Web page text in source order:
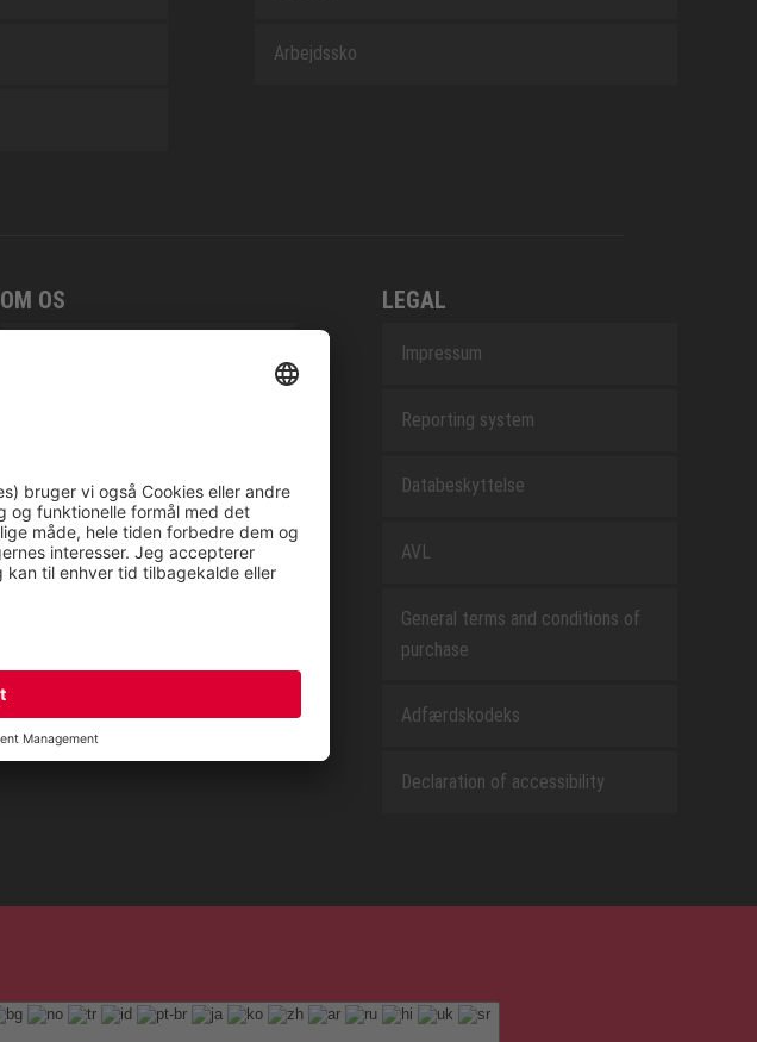
Arbejdssko
OM OS LEGAL
Impressum
Reporting system
Databeskyttelse
AVL
General terms and conditions of
purchase
Adfærdskodeks
Declaration of accessibility